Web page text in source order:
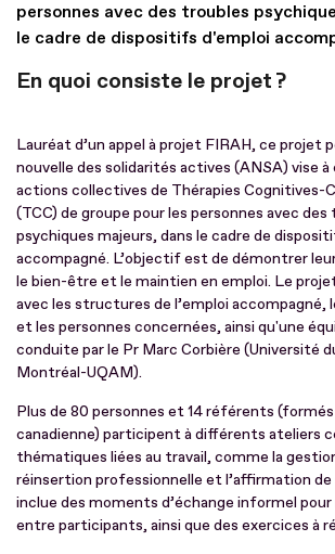
personnes avec des troubles
le cadre de dispositifs d'emploi
En quoi consiste le projet ?
Lauréat d’un appel à projet FIRAH, ce projet
nouvelle des solidarités actives (ANSA) vise
actions collectives de Thérapies Cognitives-
(TCC) de groupe pour les personnes avec des
psychiques majeurs, dans le cadre de
accompagné. L’objectif est de démontrer
le bien-être et le maintien en emploi. Le
avec les structures de l’emploi accompagné,
et les personnes concernées, ainsi qu'une
conduite par le Pr Marc Corbière (Université
Montréal-UQAM).
Plus de 80 personnes et 14 référents (formés
canadienne) participent à différents ateliers
thématiques liées au travail, comme la
réinsertion professionnelle et l’affirmation de
inclue des moments d’échange informel
entre participants, ainsi que des exercices à